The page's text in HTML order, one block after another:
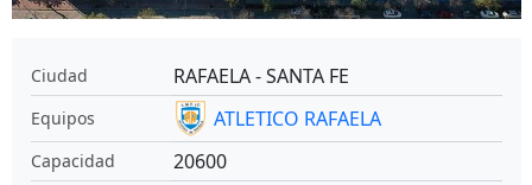
Ciudad RAFAELA - SANTA FE
Equipos ATLETICO RAFAELA
Capacidad 20600